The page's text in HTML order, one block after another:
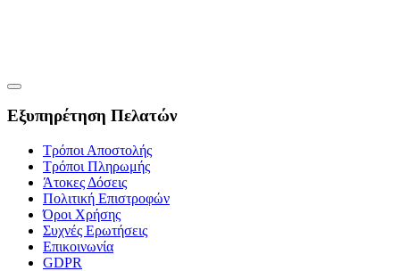
Εξυπηρέτηση Πελατών
Τρόποι Αποστολής
Τρόποι Πληρωμής
Άτοκες Δόσεις
Πολιτική Επιστροφών
Όροι Χρήσης
Συχνές Ερωτήσεις
Επικοινωνία
GDPR